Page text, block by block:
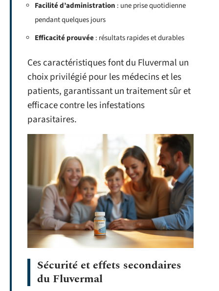
Facilité d’administration : une prise quotidienne
pendant quelques jours
Efficacité prouvée: résultats rapides et durables
Ces caractéristiques font du Fluvermal un
choix privilégié pour les médecins et les
patients, garantissant un traitement sûr et
efficace contre les infestations
parasitaires.
Sécurité et effets secondaires
du Fluvermal